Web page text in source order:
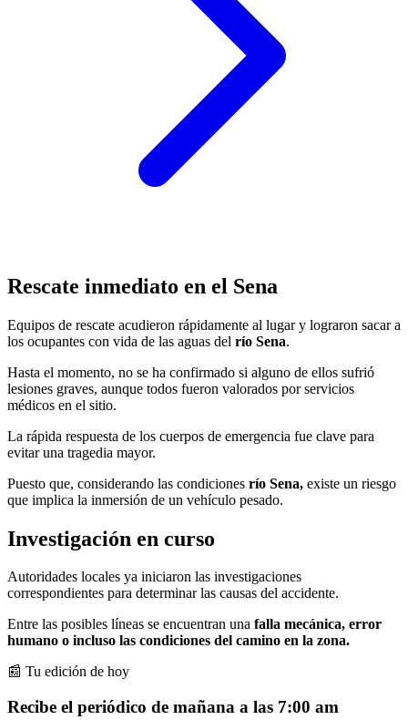
Rescate inmediato en el Sena
Equipos de rescate acudieron rápidamente al lugar y lograron sacar a
los ocupantes con vida de las aguas del río Sena.
Hasta el momento, no se ha confirmado si alguno de ellos sufrió
lesiones graves, aunque todos fueron valorados por servicios
médicos en el sitio.
La rápida respuesta de los cuerpos de emergencia fue clave para
evitar una tragedia mayor.
Puesto que, considerando las condiciones río Sena, existe un riesgo
que implica la inmersión de un vehículo pesado.
Investigación en curso
Autoridades locales ya iniciaron las investigaciones
correspondientes para determinar las causas del accidente.
Entre las posibles líneas se encuentran una falla mecánica, error
humano o incluso las condiciones del camino en la zona.
📰 Tu edición de hoy
Recibe el periódico de mañana a las 7:00 am